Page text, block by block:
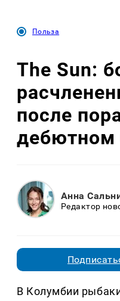
Польза
The Sun:
после
дебютном
Анна
Редактор
В Колумбии